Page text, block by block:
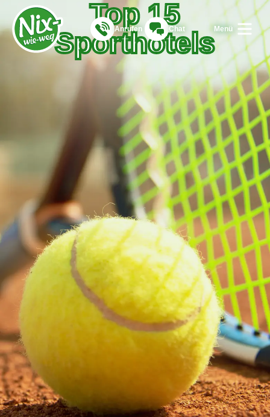
Anrufen Chat Menü
Top 15
Sporthotels